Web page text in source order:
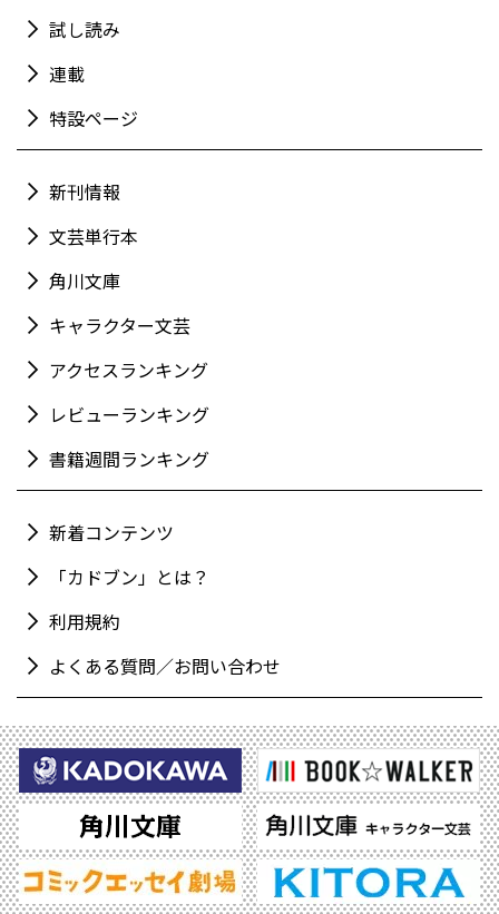
試し読み
連載
特設ページ
新刊情報
文芸単行本
角川文庫
キャラクター文芸
アクセスランキング
レビューランキング
書籍週間ランキング
新着コンテンツ
「カドブン」とは？
利用規約
よくある質問／お問い合わせ